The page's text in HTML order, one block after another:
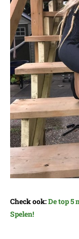
Check ook:De top 5
Spelen!